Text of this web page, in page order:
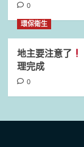
0
環保衛生
地主要注意了
理完成
0